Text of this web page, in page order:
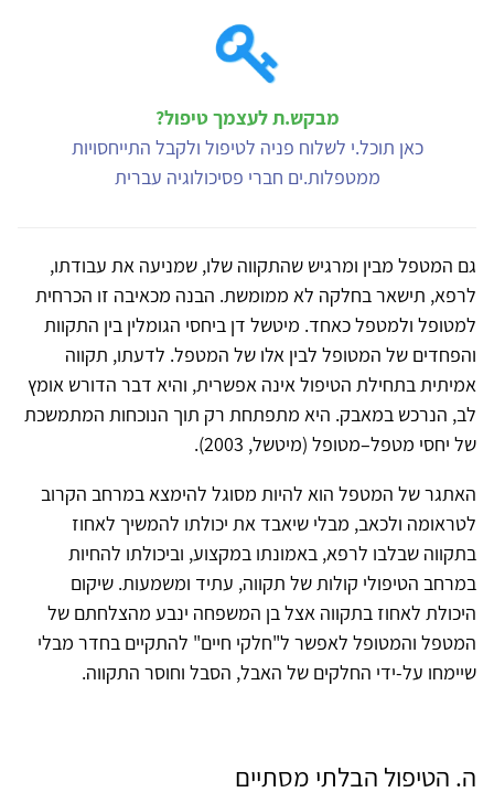
מבקש.ת לעצמך טיפול?
כאן תוכל.י לשלוח פניה לטיפול ולקבל התייחסויות
ממטפלות.ים חברי פסיכולוגיה עברית
גם המטפל מבין ומרגיש שהתקווה שלו, שמניעה את עבודתו,
לרפא, תישאר בחלקה לא ממומשת. הבנה מכאיבה זו הכרחית
למטופל ולמטפל כאחד. מיטשל דן ביחסי הגומלין בין התקוות
והפחדים של המטופל לבין אלו של המטפל. לדעתו, תקווה
אמיתית בתחילת הטיפול אינה אפשרית, והיא דבר הדורש אומץ
לב, הנרכש במאבק. היא מתפתחת רק תוך הנוכחות המתמשכת
של יחסי מטפל–מטופל (מיטשל, 2003).
האתגר של המטפל הוא להיות מסוגל להימצא במרחב הקרוב
לטראומה ולכאב, מבלי שיאבד את יכולתו להמשיך לאחוז
בתקווה שבלבו לרפא, באמונתו במקצוע, וביכולתו להחיות
במרחב הטיפולי קולות של תקווה, עתיד ומשמעות. שיקום
היכולת לאחוז בתקווה אצל בן המשפחה ינבע מהצלחתם של
המטפל והמטופל לאפשר ל"חלקי חיים" להתקיים בחדר מבלי
שיימחו על-ידי החלקים של האבל, הסבל וחוסר התקווה.
ה. הטיפול הבלתי מסתיים